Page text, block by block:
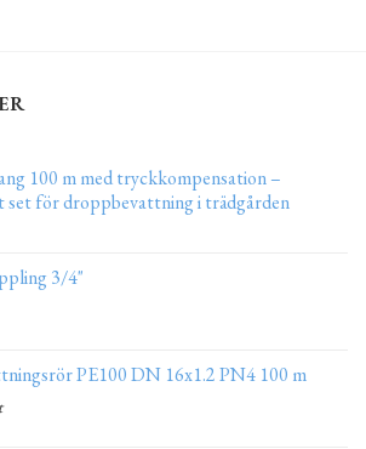
100 m med tryckkompensation –
set för droppbevattning i trädgården
3/4"
PE100 DN 16x1.2 PN4 100 m